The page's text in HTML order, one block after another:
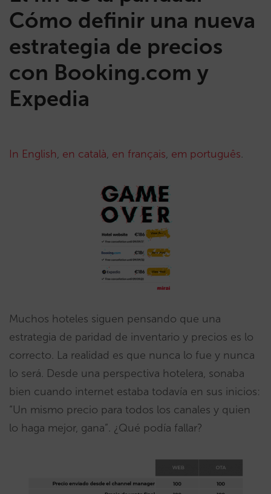
Cómo definir una nueva
estrategia de precios
con Booking.com y
Expedia
In English, en català, en français, em português.
Muchos hoteles siguen pensando que una
estrategia de paridad de inventario y precios es lo
correcto. La realidad es que nunca lo fue y nunca
lo será. Desde una perspectiva hotelera, sonaba
bien cuando internet estaba todavía en sus inicios:
“Un mismo precio para todos los canales y quien
lo haga mejor, gana”. ¿Qué podía fallar?